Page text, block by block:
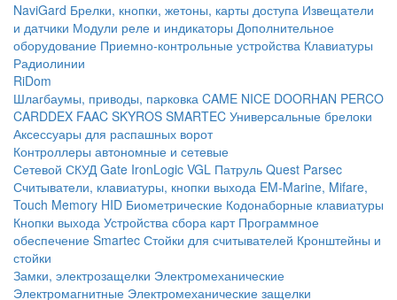
NaviGard Брелки, кнопки, жетоны, карты доступа Извещатели
и датчики Модули реле и индикаторы Дополнительное
оборудование Приемно-контрольные устройства Клавиатуры
Радиолинии
RiDom
Шлагбаумы, приводы, парковка CAME NICE DOORHAN PERCO
CARDDEX FAAC SKYROS SMARTEC Универсальные брелоки
Аксессуары для распашных ворот
Контроллеры автономные и сетевые
Сетевой СКУД Gate IronLogic VGL Патруль Quest Parsec
Считыватели, клавиатуры, кнопки выхода EM-Marine, Mifare,
Touch Memory HID Биометрические Кодонаборные клавиатуры
Кнопки выхода Устройства сбора карт Программное
обеспечение Smartec Стойки для считывателей Кронштейны и
стойки
Замки, электрозащелки Электромеханические
Электромагнитные Электромеханические защелки